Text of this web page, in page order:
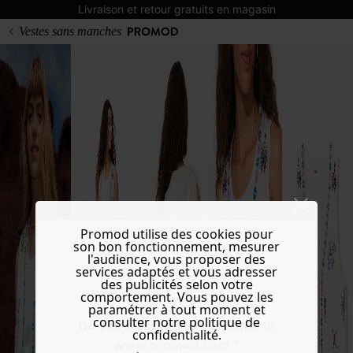
Livraison et retour gratuits en magasin
Do you want to be redirected to
www.promod.com ?
Vestes sans manches
Promod utilise des cookies pour
son bon fonctionnement, mesurer
l'audience, vous proposer des
services adaptés et vous adresser
des publicités selon votre
comportement. Vous pouvez les
paramétrer à tout moment et
consulter notre politique de
confidentialité.